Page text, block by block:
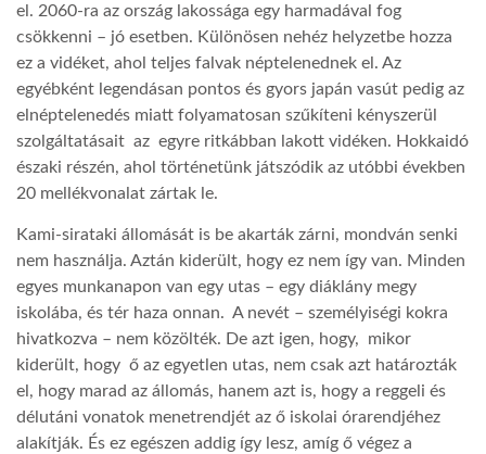
A NAP SZÉPE
LINKTR.EE
GLOBOZSARU
DOBRAVERO.HU
GLOBOBOOK
el. 2060-ra az ország lakossága egy harmadával fog
csökkenni – jó esetben. Különösen nehéz helyzetbe hozza
ez a vidéket, ahol teljes falvak néptelenednek el. Az
egyébként legendásan pontos és gyors japán vasút pedig az
elnéptelenedés miatt folyamatosan szűkíteni kényszerül
szolgáltatásait az egyre ritkábban lakott vidéken. Hokkaidó
északi részén, ahol történetünk játszódik az utóbbi években
20 mellékvonalat zártak le.
Kami-sirataki állomását is be akarták zárni, mondván senki
nem használja. Aztán kiderült, hogy ez nem így van. Minden
egyes munkanapon van egy utas – egy diáklány megy
iskolába, és tér haza onnan. A nevét – személyiségi kokra
hivatkozva – nem közölték. De azt igen, hogy, mikor
kiderült, hogy ő az egyetlen utas, nem csak azt határozták
el, hogy marad az állomás, hanem azt is, hogy a reggeli és
délutáni vonatok menetrendjét az ő iskolai órarendjéhez
alakítják. És ez egészen addig így lesz, amíg ő végez a